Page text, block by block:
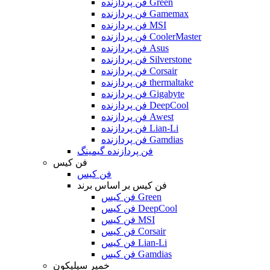
فن پردازنده Green
فن پردازنده Gamemax
فن پردازنده MSI
فن پردازنده CoolerMaster
فن پردازنده Asus
فن پردازنده Silverstone
فن پردازنده Corsair
فن پردازنده thermaltake
فن پردازنده Gigabyte
فن پردازنده DeepCool
فن پردازنده Awest
فن پردازنده Lian-Li
فن پردازنده Gamdias
فن پردازنده گیمینگ
فن کیس
فن کیس
فن کیس بر اساس برند
فن کیس Green
فن کیس DeepCool
فن کیس MSI
فن کیس Corsair
فن کیس Lian-Li
فن کیس Gamdias
خمیر سیلیکون